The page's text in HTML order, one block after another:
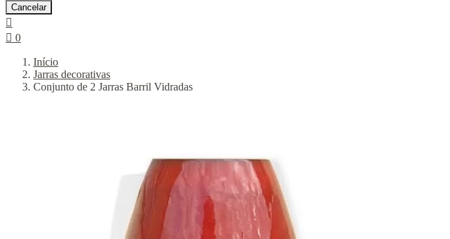
Cancelar

 0
Início
Jarras decorativas
Conjunto de 2 Jarras Barril Vidradas